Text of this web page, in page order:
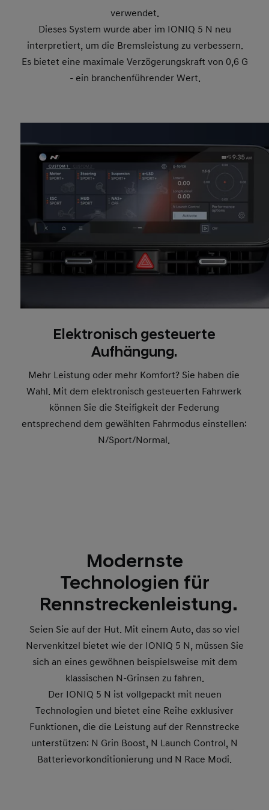
normalerweise zum Aufladen der Batterie
verwendet.
Dieses System wurde aber im IONIQ 5 N neu
interpretiert, um die Bremsleistung zu verbessern.
Es bietet eine maximale Verzögerungskraft von 0,6 G
Elektronisch gesteuerte
Aufhängung.
Mehr Leistung oder mehr Komfort? Sie haben die
Wahl. Mit dem elektronisch gesteuerten Fahrwerk
können Sie die Steifigkeit der Federung
entsprechend dem gewählten Fahrmodus einstellen:
Modernste
Technologien für
Rennstreckenleistung.
Seien Sie auf der Hut. Mit einem Auto, das so viel
Nervenkitzel bietet wie der IONIQ 5 N, müssen Sie
sich an eines gewöhnen beispielsweise mit dem
klassischen N-Grinsen zu fahren.
Der IONIQ 5 N ist vollgepackt mit neuen
Technologien und bietet eine Reihe exklusiver
Funktionen, die die Leistung auf der Rennstrecke
unterstützen: N Grin Boost, N Launch Control, N